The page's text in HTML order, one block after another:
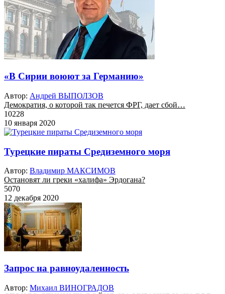
«В Сирии воюют за Германию»
Автор: Андрей ВЫПОЛЗОВ
Демократия, о которой так печется ФРГ, дает сбой…
10228
10 января 2020
Турецкие пираты Средиземного моря
Автор: Владимир МАКСИМОВ
Остановят ли греки «халифа» Эрдогана?
5070
12 декабря 2020
Запрос на равноудаленность
Автор: Михаил ВИНОГРАДОВ